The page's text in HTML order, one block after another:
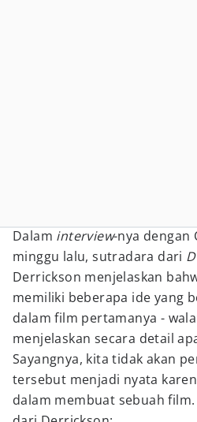
Dalam interview-nya dengan
minggu lalu, sutradara dari
Derrickson menjelaskan
memiliki beberapa ide yang
dalam film pertamanya -
menjelaskan secara detail
Sayangnya, kita tidak akan
tersebut menjadi nyata
dalam membuat sebuah